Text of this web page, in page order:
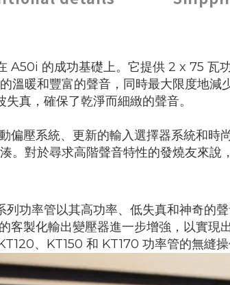
的成功基礎上。它提供 2 x 75 瓦
溫暖和豐富的聲音，同時最大限度地減
真，確保了乾淨而細緻的聲音。
壓系統、更新的輸入選擇器系統和時
對於尋求高階聲音特性的發燒友來說
功率管以其高功率、低失真和神奇的聲
製化輸出變壓器進一步增強，以實現
、KT150 和 KT170 功率管的無縫